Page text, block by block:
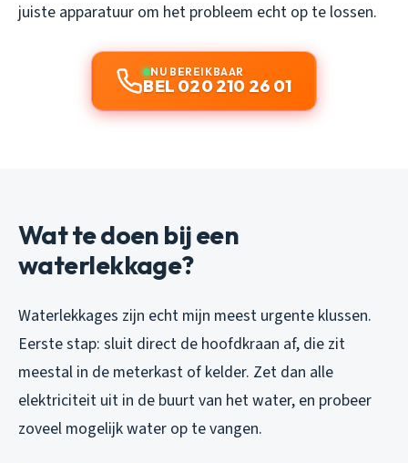
juiste apparatuur om het probleem echt op te lossen.
NU BEREIKBAAR
BEL 020 210 26 01
Wat te doen bij een
waterlekkage?
Waterlekkages zijn echt mijn meest urgente klussen.
Eerste stap: sluit direct de hoofdkraan af, die zit
meestal in de meterkast of kelder. Zet dan alle
elektriciteit uit in de buurt van het water, en probeer
zoveel mogelijk water op te vangen.